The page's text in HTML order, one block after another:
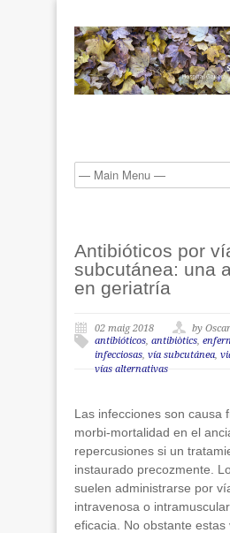
Antibióticos por
subcutánea: una
en geriatría
02 maig 2018
by
antibióticos, antibiòtics,
infecciosas, vía subcutánea,
vías alternativas
Las infecciones son causa
morbi-mortalidad en el
repercusiones si un
instaurado precozmente.
suelen administrarse por
intravenosa o
eficacia. No obstante estas